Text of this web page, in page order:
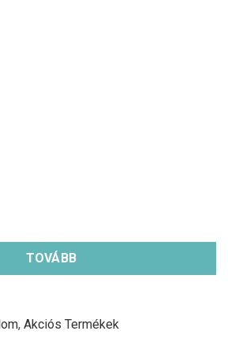
TOVÁBB
, Akciós Termékek